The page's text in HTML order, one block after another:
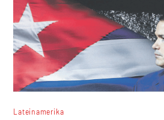
Lateinamerika